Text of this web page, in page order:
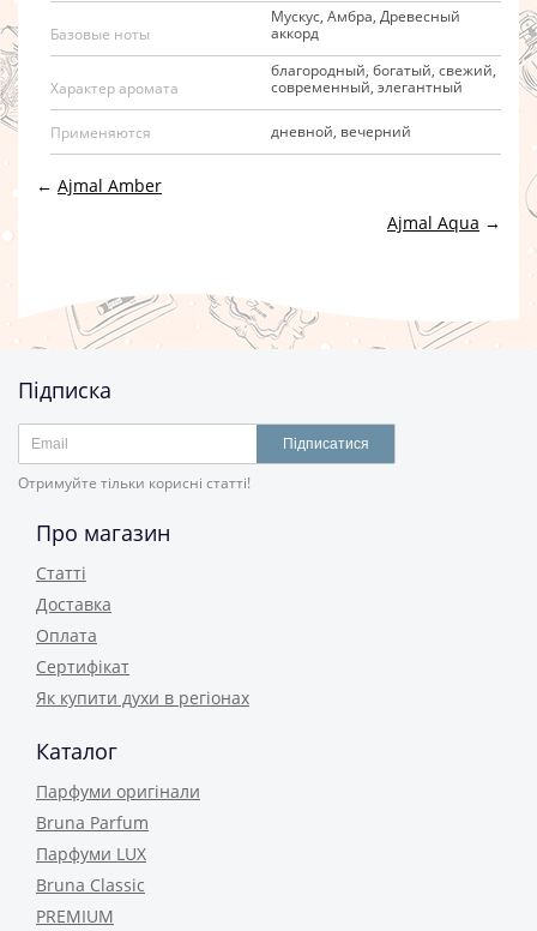
Базовые ноты
Мускус, Амбра, Древесный
аккорд
Характер аромата
благородный, богатый, свежий,
современный, элегантный
Применяются дневной, вечерний
← Ajmal Amber
Ajmal Aqua →
Підписка
Підписатися
Отримуйте тільки корисні статті!
Про магазин
Статті
Доставка
Оплата
Сертифікат
Як купити духи в регіонах
Каталог
Парфуми оригінали
Bruna Parfum
Парфуми LUX
Bruna Classic
PREMIUM